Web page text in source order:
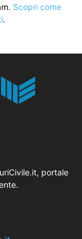
Scopri come
.
portale